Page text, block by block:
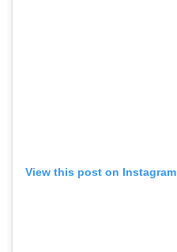
View this post on Instagram